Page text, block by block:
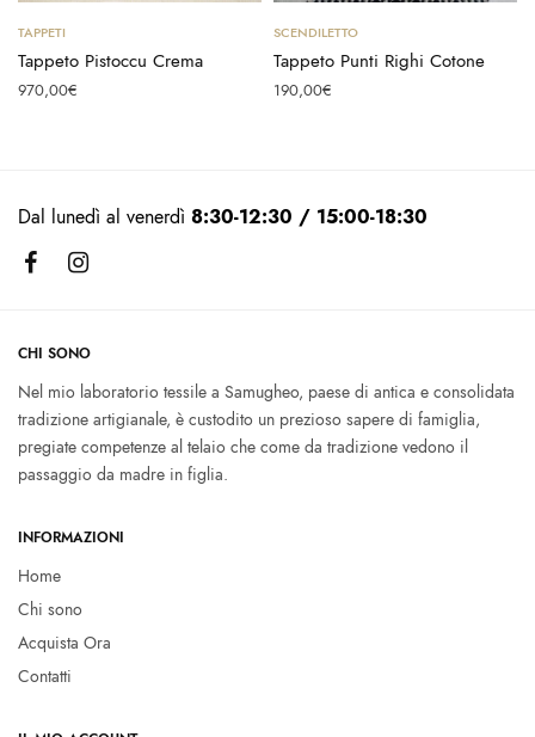
TAPPETI
Tappeto Pistoccu Crema
970,00€
Aggiungi al carrello
SCENDILETTO
Tappeto Punti Righi Cotone
190,00€
Dal lunedì al venerdì8:30-12:30 / 15:00-18:30
CHI SONO
Nel mio laboratorio tessile a Samugheo, paese di antica e consolidata
tradizione artigianale, è custodito un prezioso sapere di famiglia,
pregiate competenze al telaio che come da tradizione vedono il
passaggio da madre in figlia.
INFORMAZIONI
Home
Chi sono
Acquista Ora
Contatti